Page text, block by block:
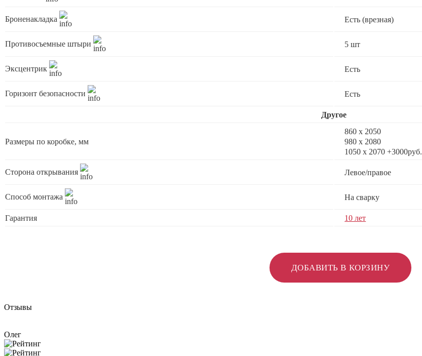
Броненакладка Есть (врезная)
Противосъемные штыри 5 шт
Эксцентрик Есть
Горизонт безопасности Есть
Другое
Размеры по коробке, мм
860 х 2050
980 x 2080
1050 x 2070 +3000руб.
Сторона открывания Левое/правое
Способ монтажа На сварку
Гарантия 10 лет
ДОБАВИТЬ В КОРЗИНУ
Отзывы
Олег